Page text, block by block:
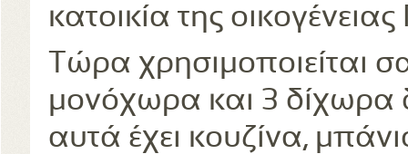
κατοικία της
Τώρα χρησιμοποιείται
μονόχωρα και 3 δίχωρα
αυτά έχει κουζίνα,